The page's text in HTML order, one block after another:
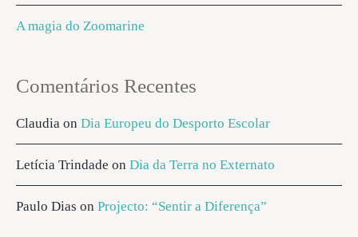
A magia do Zoomarine
Comentários Recentes
Claudia on Dia Europeu do Desporto Escolar
Letícia Trindade on Dia da Terra no Externato
Paulo Dias on Projecto: “Sentir a Diferença”